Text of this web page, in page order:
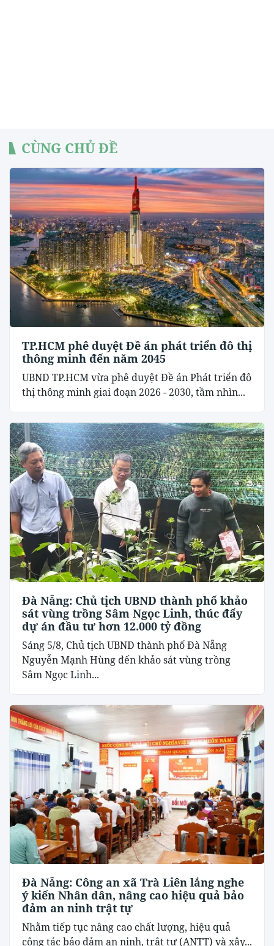
CÙNG CHỦ ĐỀ
TP.HCM phê duyệt Đề án phát triển đô thị
thông minh đến năm 2045
UBND TP.HCM vừa phê duyệt Đề án Phát triển đô
thị thông minh giai đoạn 2026 - 2030, tầm nhìn...
Đà Nẵng: Chủ tịch UBND thành phố khảo
sát vùng trồng Sâm Ngọc Linh, thúc đẩy
dự án đầu tư hơn 12.000 tỷ đồng
Sáng 5/8, Chủ tịch UBND thành phố Đà Nẵng
Nguyễn Mạnh Hùng đến khảo sát vùng trồng
Sâm Ngọc Linh...
Đà Nẵng: Công an xã Trà Liên lắng nghe
ý kiến Nhân dân, nâng cao hiệu quả bảo
đảm an ninh trật tự
Nhằm tiếp tục nâng cao chất lượng, hiệu quả
công tác bảo đảm an ninh, trật tự (ANTT) và xây...